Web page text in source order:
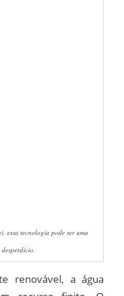
essa tecnologia pode ser uma
renovável, a água